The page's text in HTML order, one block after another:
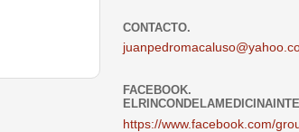
CONTACTO.
FACEBOOK.
https://www.facebook.com/